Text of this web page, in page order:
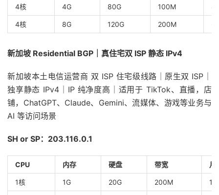
4核 4G 80G 100M
4核 8G 120G 200M
新加坡 Residential BGP｜真住宅双 ISP 静态 IPv4
新加坡本土电信运营商 双 ISP 住宅级线路｜原生双 ISP｜
独享静态 IPv4｜IP 纯净度高｜适用于 TikTok、直播，店
铺，ChatGPT、Claude、Gemini、流媒体、游戏等业务与
AI 等访问场景
SH or SP：203.116.0.1
CPU 内存 硬盘 带宽 月
1核 1G 20G 200M 1T